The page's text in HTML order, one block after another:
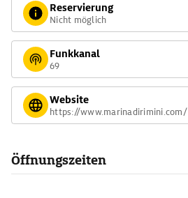
Reservierung
Nicht möglich
Funkkanal
69
Website
https://www.marinadirimini.com/
Öffnungszeiten